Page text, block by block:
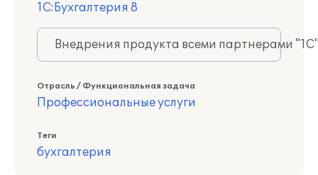
1С:Бухгалтерия 8
Внедрения продукта всеми партнерами
Отрасль / Функциональная задача
Профессиональные услуги
Теги
бухгалтерия